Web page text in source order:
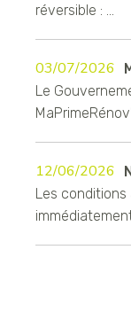
réversible : ...
03/07/2026
Le
12/06/2026
Les
immédiatement